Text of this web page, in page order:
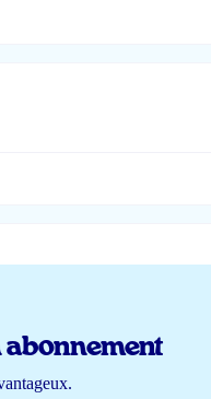
abonnement